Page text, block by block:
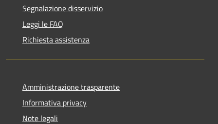
Segnalazione disservizio
Leggi le FAQ
Richiesta assistenza
Amministrazione trasparente
Informativa privacy
Note legali